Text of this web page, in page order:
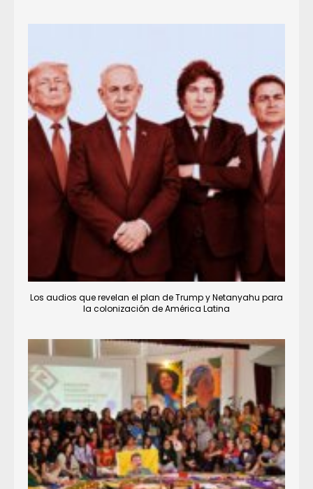
Los audios que revelan el plan de Trump y Netanyahu para
la colonización de América Latina